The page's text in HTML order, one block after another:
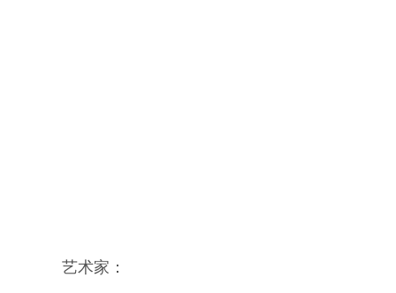
艺术家：